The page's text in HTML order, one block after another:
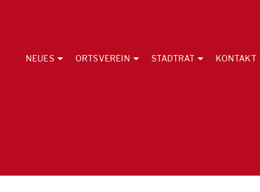
NEUES ORTSVEREIN STADTRAT KONTAKT